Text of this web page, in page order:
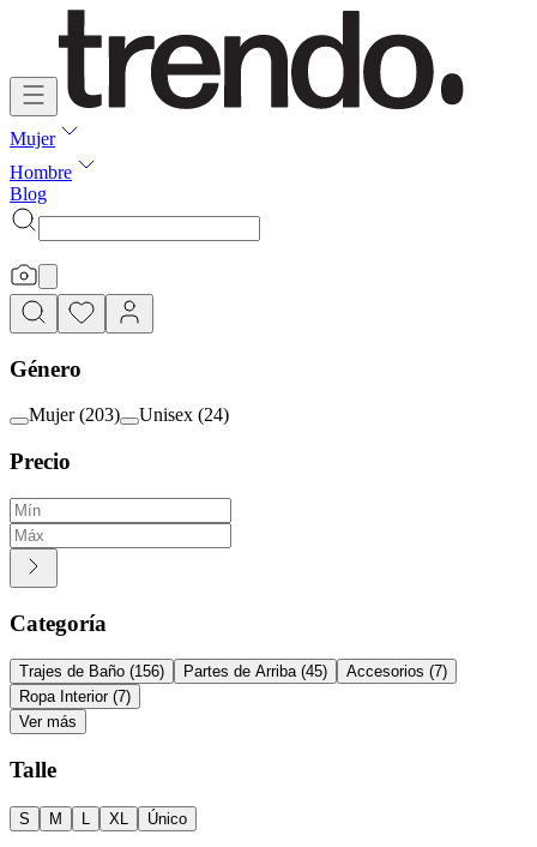
Mujer
Hombre
Blog
Género
Mujer (203) Unisex (24)
Precio
Categoría
Trajes de Baño (156) Partes de Arriba (45) Accesorios (7)
Ropa Interior (7)
Ver más
Talle
S M XL Único